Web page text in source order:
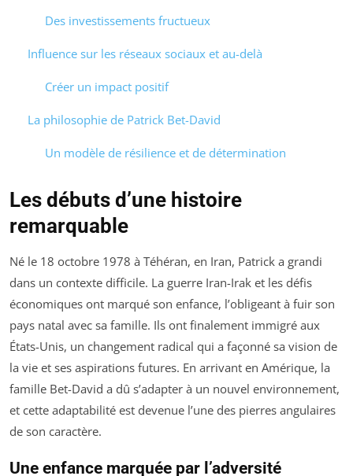
Des investissements fructueux
Influence sur les réseaux sociaux et au-delà
Créer un impact positif
La philosophie de Patrick Bet-David
Un modèle de résilience et de détermination
Les débuts d’une histoire
remarquable
Né le 18 octobre 1978 à Téhéran, en Iran, Patrick a grandi
dans un contexte difficile. La guerre Iran-Irak et les défis
économiques ont marqué son enfance, l’obligeant à fuir son
pays natal avec sa famille. Ils ont finalement immigré aux
États-Unis, un changement radical qui a façonné sa vision de
la vie et ses aspirations futures. En arrivant en Amérique, la
famille Bet-David a dû s’adapter à un nouvel environnement,
et cette adaptabilité est devenue l’une des pierres angulaires
de son caractère.
Une enfance marquée par l’adversité